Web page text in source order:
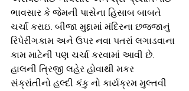
ભાવસાર કે જેમની પાસેના હિસાબ બાબતે
ચર્ચા કરાઇ. બીજા મુદ્દામાં મંદિરના છજજાનું
રિપેરીંગકામ અને ઉપર નવા પતરાં લગાડવાના
કામ માટેની પણ ચર્ચા કરવામાં આવી છે.
હાલની ત્રિજી લહેર હોવાથી મકર
સંક્રાંતીનો હલ્દી કંકુ નો કાર્યક્રમ મુલ્તવી